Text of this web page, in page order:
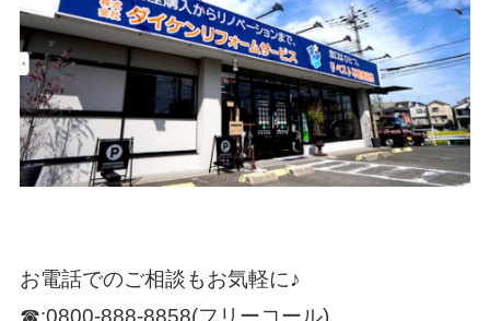
お電話でのご相談もお気軽に♪
☎:0800-888-8858(フリーコール)